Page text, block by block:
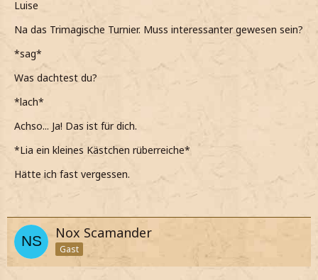
Luise
Na das Trimagische Turnier. Muss interessanter gewesen sein?
*sag*
Was dachtest du?
*lach*
Achso... Ja! Das ist für dich.
*Lia ein kleines Kästchen rüberreiche*
Hätte ich fast vergessen.
Nox Scamander
Gast